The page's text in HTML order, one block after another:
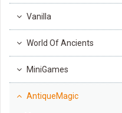
Vanilla
World Of Ancients
MiniGames
AntiqueMagic